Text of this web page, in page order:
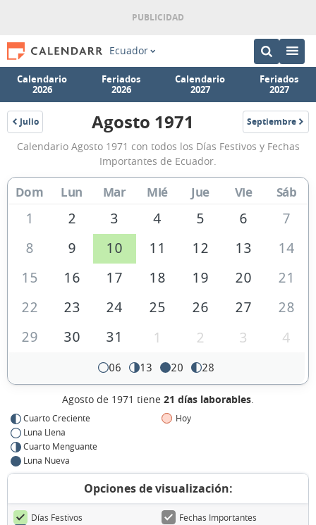
Ecuador
Calendario
2026
Feriados
2026
Calendario
2027
Feriados
2027
Julio
1971
Calendario
Agosto
1971
de
Ecuador
Agosto 1971 Septiembre
1971
Calendario Agosto 1971 con todos los Días Festivos y Fechas
Importantes de Ecuador.
Dom Lun Mar Mié Jue Vie Sáb
1 2 3 4 5 6
7
8
9 10 11 12 13
14
15
16 17 18 19 20
21
22
23 24 25 26 27
28
29
30 31 1 2 3 4
06 13 20 28
Agosto de 1971 tiene 21 días laborables.
Cuarto Creciente
Luna Llena
Cuarto Menguante
Luna Nueva
Hoy
Opciones de visualización:
Días Festivos
Fechas Importantes